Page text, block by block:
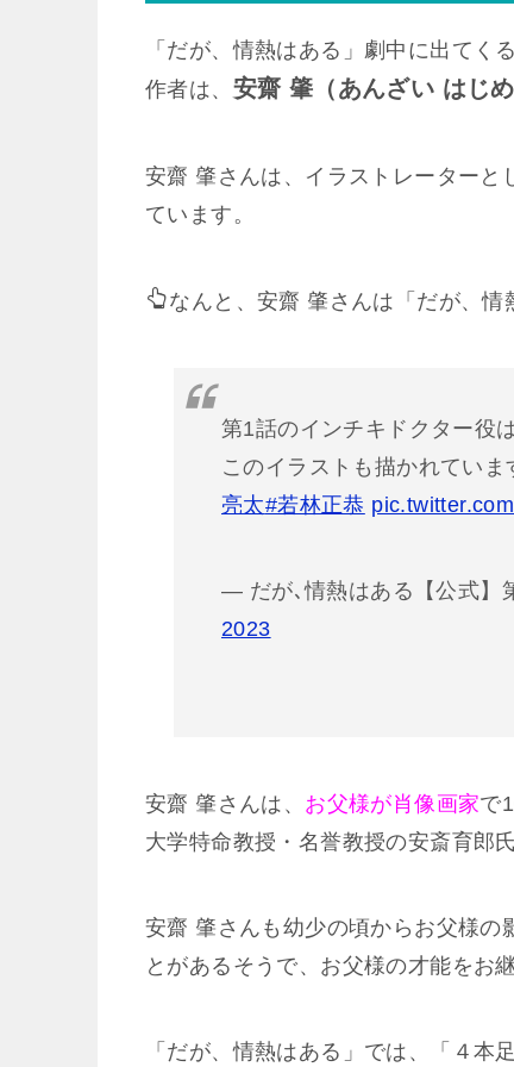
「だが、情熱はある」劇中に出て
作者は、 安齋 肇（あんざい はじ
安齋 肇さんは、イラストレーターと
ています。
なんと、安齋 肇さんは「だが、情
第1話のインチキドクター役
このイラストも描かれていま
亮太#若林正恭
— だが､情熱はある【公式】
2023
安齋 肇さんは、 お父様が肖像画家で
大学特命教授・名誉教授の安斎育郎
安齋 肇さんも幼少の頃からお父様の
とがあるそうで、お父様の才能をお
「だが、情熱はある」では、「４本